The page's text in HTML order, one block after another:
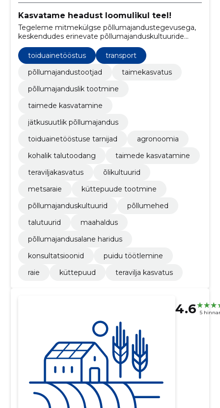
Kasvatame headust loomulikul teel!
Tegeleme mitmekülgse põllumajandustegevusega,
keskendudes erinevate põllumajanduskultuuride
koos metsaraie ja küttepuude tootmisega.
toiduainetööstus
transport
põllumajandustootjad
taimekasvatus
põllumajanduslik tootmine
taimede kasvatamine
jätkusuutlik põllumajandus
toiduainetööstuse tarnijad
agronoomia
kohalik talutoodang
taimede kasvatamine
teraviljakasvatus
õlikultuurid
metsaraie
küttepuude tootmine
põllumajanduskultuurid
põllumehed
talutuurid
maahaldus
põllumajandusalane haridus
konsultatsioonid
puidu töötlemine
raie
küttepuud teravilja kasvatus
4.6 5